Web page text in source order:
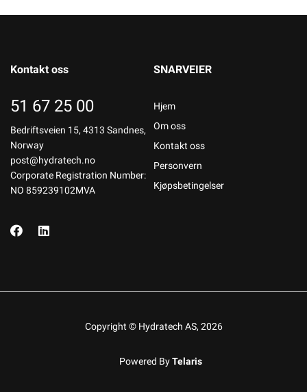
Kontakt oss
51 67 25 00
Bedriftsveien 15, 4313 Sandnes,
Norway
post@hydratech.no
Corporate Registration Number:
NO 859239102MVA
SNARVEIER
Hjem
Om oss
Kontakt oss
Personvern
Kjøpsbetingelser
Copyright © Hydratech AS, 2026
Powered ByTelaris